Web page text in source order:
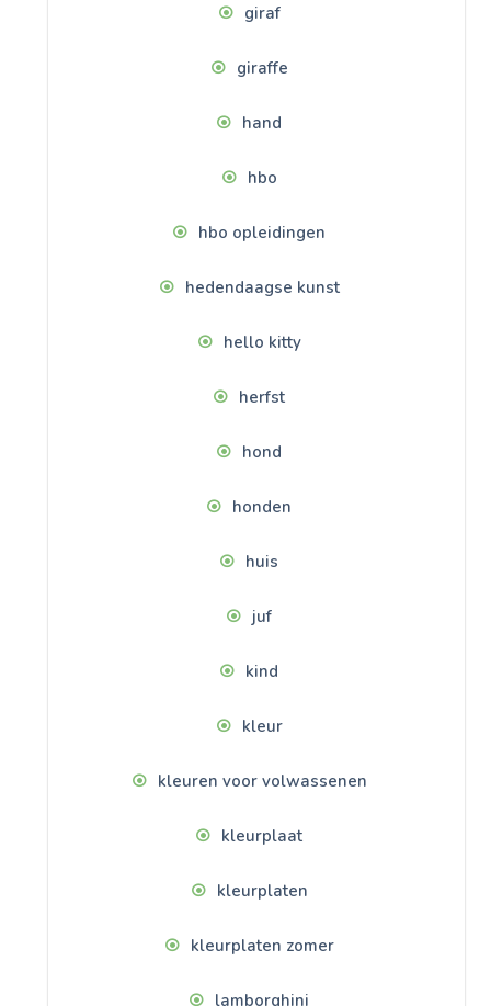
giraf
giraffe
hand
hbo
hbo opleidingen
hedendaagse kunst
hello kitty
herfst
hond
honden
huis
juf
kind
kleur
kleuren voor volwassenen
kleurplaat
kleurplaten
kleurplaten zomer
lamborghini